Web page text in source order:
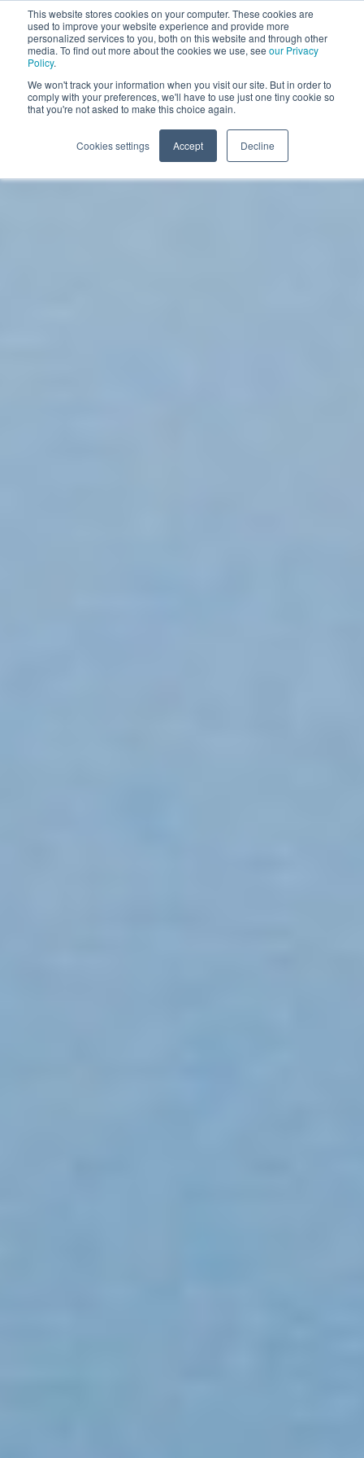
This website stores cookies on your computer. These cookies are
used to improve your website experience and provide more
personalized services to you, both on this website and through other
media. To find out more about the cookies we use, see our Privacy
Policy.
We won't track your information when you visit our site. But in order to
comply with your preferences, we'll have to use just one tiny cookie so
that you're not asked to make this choice again.
Cookies settings Accept Decline
PRENOTA UNA DEMO